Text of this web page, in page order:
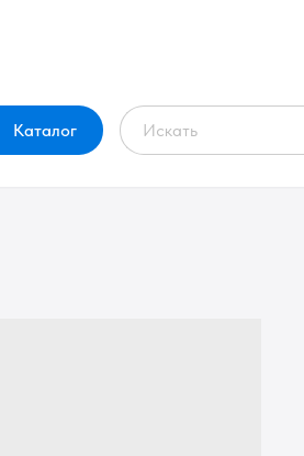
Каталог